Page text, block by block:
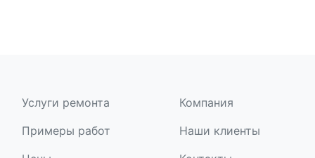
Услуги ремонта
Примеры работ
Компания
Наши клиенты